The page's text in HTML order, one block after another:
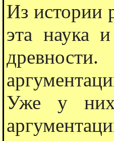
Из истории
эта наука
Уже у них